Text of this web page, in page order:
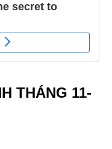
THÁNG 11-